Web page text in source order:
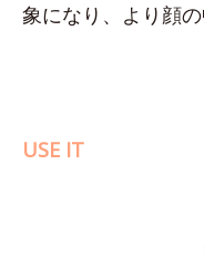
象になり、より顔
USE IT